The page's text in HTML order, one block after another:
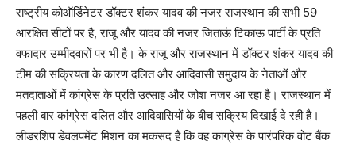
राष्ट्रीय कोऑर्डिनेटर डॉक्टर शंकर यादव की नजर राजस्थान की सभी 59
आरक्षित सीटों पर है, राजू और यादव की नजर जिताऊं टिकाऊ पार्टी के प्रति
वफादार उम्मीदवारों पर भी है। के राजू और राजस्थान में डॉक्टर शंकर यादव की
टीम की सक्रियता के कारण दलित और आदिवासी समुदाय के नेताओं और
मतदाताओं में कांग्रेस के प्रति उत्साह और जोश नजर आ रहा है। राजस्थान में
पहली बार कांग्रेस दलित और आदिवासियों के बीच सक्रिय दिखाई दे रही है।
लीडरशिप डेवलपमेंट मिशन का मकसद है कि वह कांग्रेस के पारंपरिक वोट बैंक